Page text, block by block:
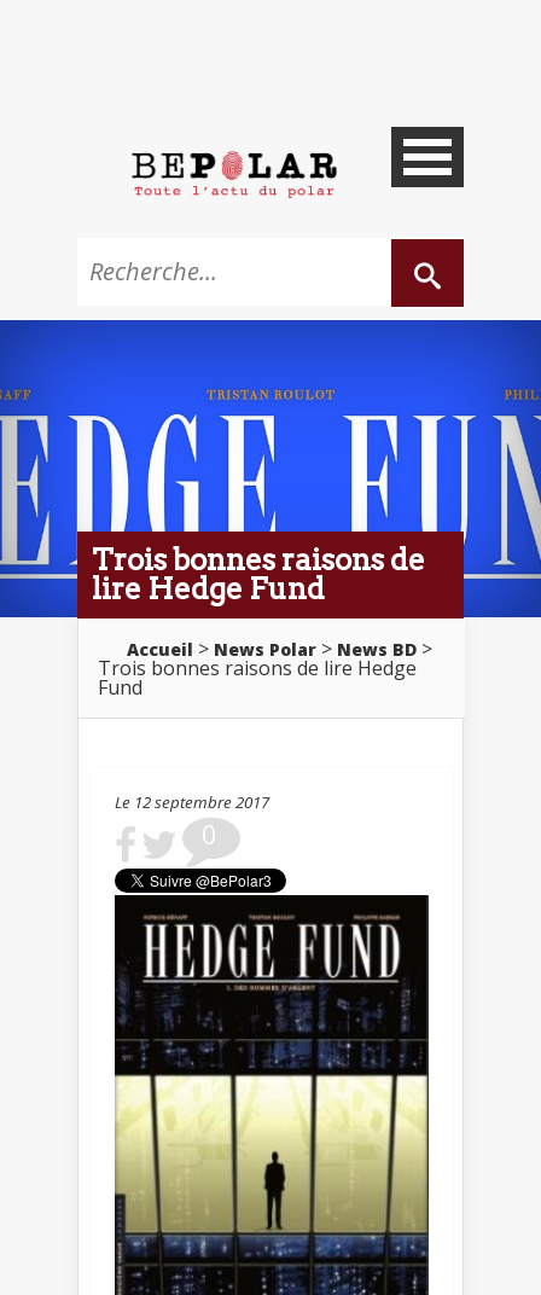
Trois bonnes raisons de
lire Hedge Fund
Accueil > News Polar > News BD >
Trois bonnes raisons de lire Hedge
Fund
Le 12 septembre 2017
0